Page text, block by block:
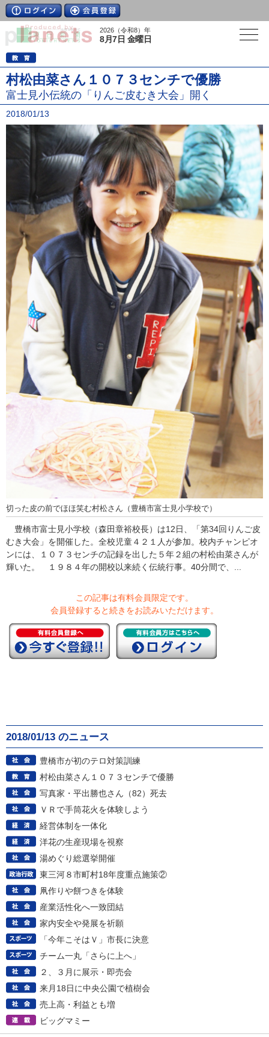
2026（令和8）年
8月7日 金曜日
村松由菜さん１０７３センチで優勝
富士見小伝統の「りんご皮むき大会」開く
2018/01/13
切った皮の前でほほ笑む村松さん（豊橋市富士見小学校で）
豊橋市富士見小学校（森田章裕校長）は12日、「第34回りんご皮
むき大会」を開催した。全校児童４２１人が参加。校内チャンピオ
ンには、１０７３センチの記録を出した５年２組の村松由菜さんが
輝いた。 １９８４年の開校以来続く伝統行事。40分間で、...
この記事は有料会員限定です。
会員登録すると続きをお読みいただけます。
2018/01/13 のニュース
豊橋市が初のテロ対策訓練
村松由菜さん１０７３センチで優勝
写真家・平出勝也さん（82）死去
ＶＲで手筒花火を体験しよう
経営体制を一体化
洋花の生産現場を視察
湯めぐり総選挙開催
東三河８市町村18年度重点施策②
凧作りや餅つきを体験
産業活性化へ一致団結
家内安全や発展を祈願
「今年こそはＶ」市長に決意
チーム一丸「さらに上へ」
２、３月に展示・即売会
来月18日に中央公園で植樹会
売上高・利益とも増
ビッグマミー